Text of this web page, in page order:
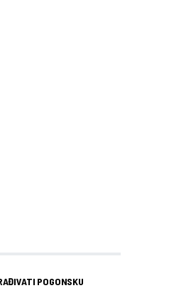
POGONSKU